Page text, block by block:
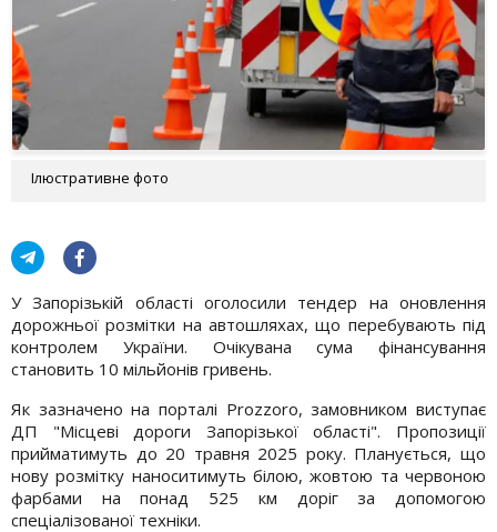
Ілюстративне фото
У Запорізькій області оголосили тендер на оновлення
дорожньої розмітки на автошляхах, що перебувають під
контролем України. Очікувана сума фінансування
становить 10 мільйонів гривень.
Як зазначено на порталі Prozzoro, замовником виступає
ДП "Місцеві дороги Запорізької області". Пропозиції
прийматимуть до 20 травня 2025 року. Планується, що
нову розмітку наноситимуть білою, жовтою та червоною
фарбами на понад 525 км доріг за допомогою
спеціалізованої техніки.